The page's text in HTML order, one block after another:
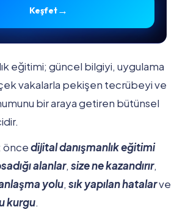
Keşfet→
eğitimi; güncel bilgiyi, uygulama
vakalarla pekişen tecrübeyi ve
bir araya getiren bütünsel
öncedijital danışmanlık eğitimi
alanlar, size ne kazandırır,
yolu, sık yapılan hatalarve
kurgu.